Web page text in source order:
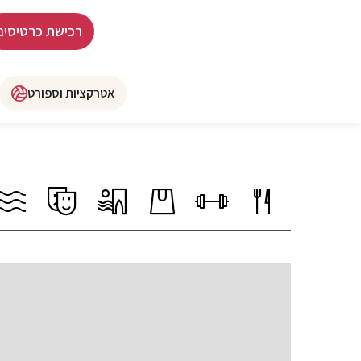
רכישת
אטרקציות וספורט